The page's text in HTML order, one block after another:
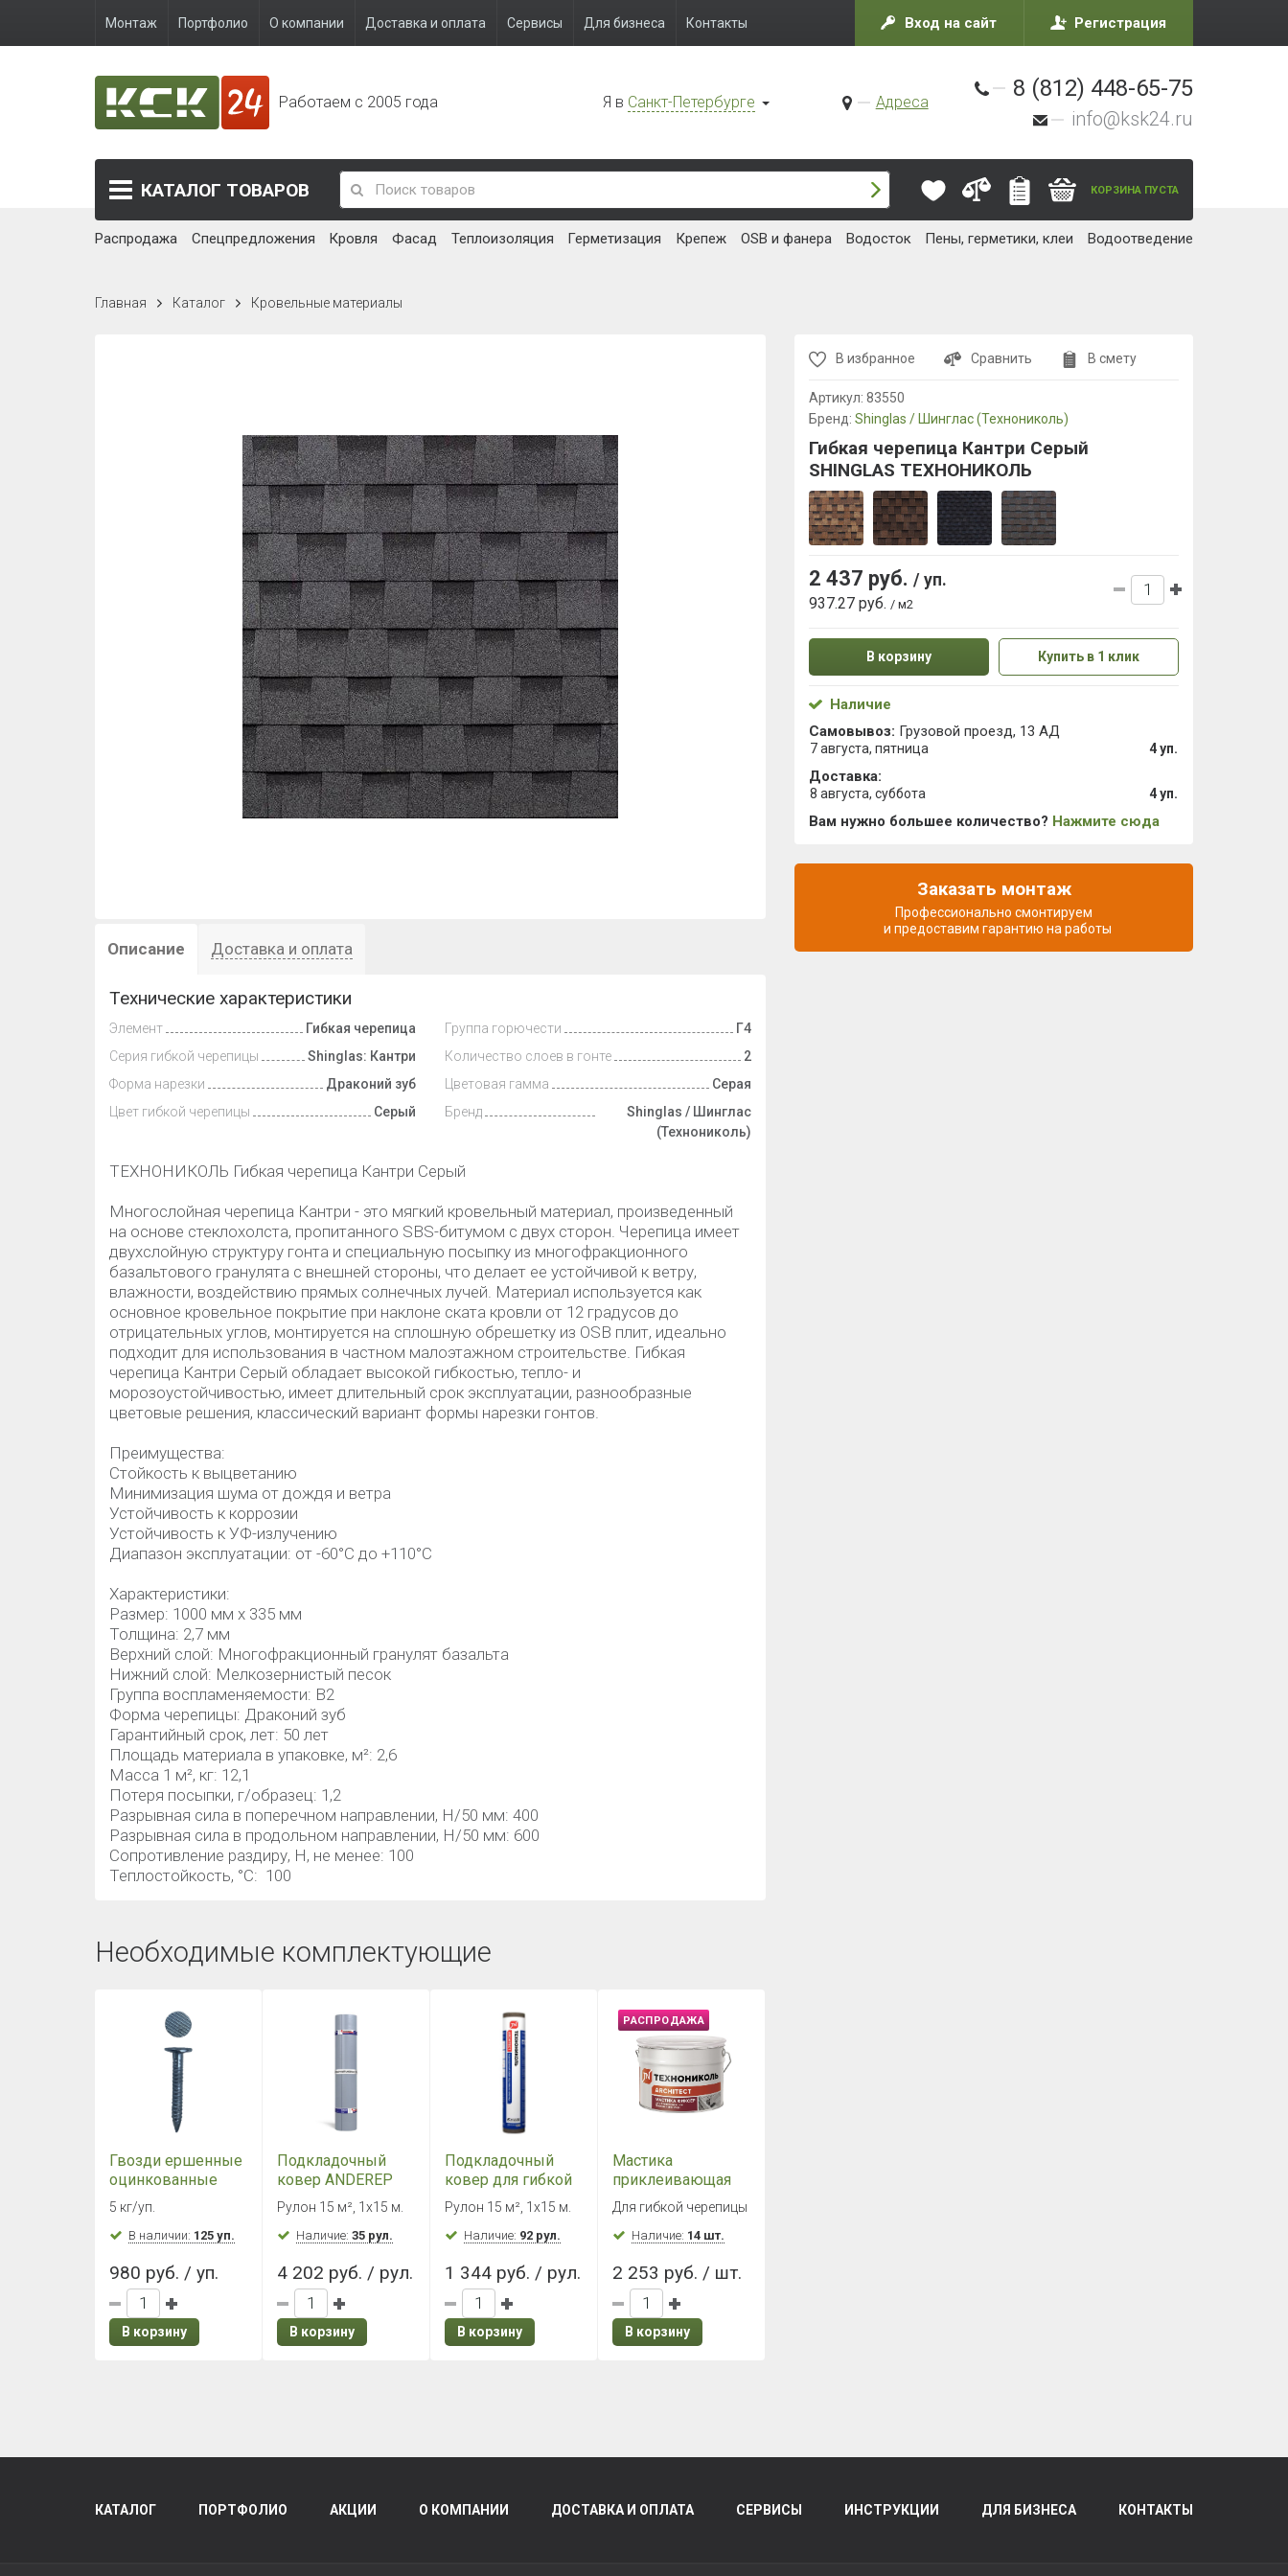
Монтаж Портфолио О компании Доставка и оплата Сервисы Для бизнеса Контакты Вход на сайт Регистрация
Работаем с 2005 года Я в Санкт-Петербурге Адреса
8 (812) 448-65-75
info@ksk24.ru
КАТАЛОГ ТОВАРОВ КОРЗИНА ПУСТА
Распродажа Спецпредложения Кровля Фасад Теплоизоляция Герметизация Крепеж OSB и фанера Водосток Пены, герметики, клеи Водоотведение
Главная Каталог Кровельные материалы
Описание Доставка и оплата
Технические характеристики
Элемент
Гибкая черепица
Серия гибкой черепицы
Shinglas: Кантри
Форма нарезки
Драконий зуб
Цвет гибкой черепицы
Серый
Группа горючести
Г4
Количество слоев в гонте
2
Цветовая гамма
Серая
Бренд
Shinglas / Шинглас
(Технониколь)
ТЕХНОНИКОЛЬ Гибкая черепица Кантри Серый
Многослойная черепица Кантри - это мягкий кровельный материал, произведенный
на основе стеклохолста, пропитанного SBS-битумом с двух сторон. Черепица имеет
двухслойную структуру гонта и специальную посыпку из многофракционного
базальтового гранулята с внешней стороны, что делает ее устойчивой к ветру,
влажности, воздействию прямых солнечных лучей. Материал используется как
основное кровельное покрытие при наклоне ската кровли от 12 градусов до
отрицательных углов, монтируется на сплошную обрешетку из OSB плит, идеально
подходит для использования в частном малоэтажном строительстве. Гибкая
черепица Кантри Серый обладает высокой гибкостью, тепло- и
морозоустойчивостью, имеет длительный срок эксплуатации, разнообразные
цветовые решения, классический вариант формы нарезки гонтов.
Преимущества:
Стойкость к выцветанию
Минимизация шума от дождя и ветра
Устойчивость к коррозии
Устойчивость к УФ-излучению
Диапазон эксплуатации: от -60°C до +110°C
Характеристики:
Размер: 1000 мм х 335 мм
Толщина: 2,7 мм
Верхний слой: Многофракционный гранулят базальта
Нижний слой: Мелкозернистый песок
Группа воспламеняемости: В2
Форма черепицы: Драконий зуб
Гарантийный срок, лет: 50 лет
Площадь материала в упаковке, м²: 2,6
Масса 1 м², кг: 12,1
Потеря посыпки, г/образец: 1,2
Разрывная сила в поперечном направлении, Н/50 мм: 400
Разрывная сила в продольном направлении, Н/50 мм: 600
Сопротивление раздиру, Н, не менее: 100
Теплостойкость, °С: 100
Необходимые комплектующие
Гвозди ершенные
оцинкованные
3,5х30 мм (5 кг./
уп.)
5 кг/уп.
В наличии: 125 уп.
980 руб. / уп.
В корзину
Подкладочный
ковер ANDEREP
ULTRA (Барьер ОС
ГЧ) (1х15 м)
Рулон 15 м², 1х15 м.
Наличие:35 рул.
4 202 руб. / рул.
В корзину
Подкладочный
ковер для гибкой
черепицы ХММ
(1х15 м)
Рулон 15 м², 1х15 м.
Наличие: 92 рул.
1 344 руб. / рул.
В корзину
РАСПРОДАЖА
Мастика
приклеивающая
ТН №23 (Фиксер)
3,6 кг
Для гибкой черепицы
Наличие: 14 шт.
2 253 руб. / шт.
В корзину
В избранное Сравнить В смету
Артикул: 83550
Бренд: Shinglas / Шинглас (Технониколь)
Гибкая черепица Кантри Серый
SHINGLAS ТЕХНОНИКОЛЬ
2 437 руб. / уп.
937.27 руб. / м2
В корзину Купить в 1 клик
Наличие
Самовывоз: Грузовой проезд, 13 АД
7 августа, пятница 4 уп.
Доставка:
8 августа, суббота 4 уп.
Вам нужно большее количество? Нажмите сюда
Заказать монтаж
Профессионально смонтируем
и предоставим гарантию на работы
КАТАЛОГ ПОРТФОЛИО АКЦИИ О КОМПАНИИ ДОСТАВКА И ОПЛАТА СЕРВИСЫ ИНСТРУКЦИИ ДЛЯ БИЗНЕСА КОНТАКТЫ